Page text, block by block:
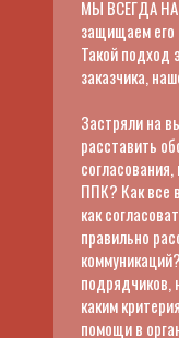
МЫ ВСЕГДА
защищаем его
Такой подход
заказчика,
Застряли на
расставить
ППК? Как все
как
правильно
подрядчиков,
каким
помощи в